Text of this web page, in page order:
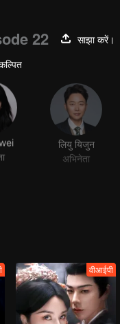
22
साझा करें।
लियु यिजुन
अभिनेता
वीआईपी